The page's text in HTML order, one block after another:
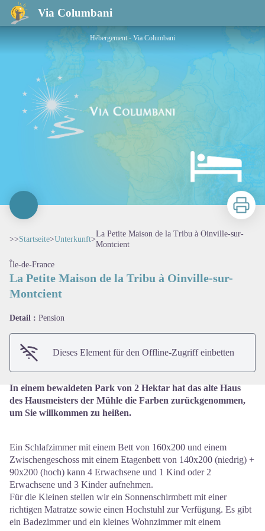
Via Columbani
La Petite Maison de la Tribu à Oinville-sur-Montcient
Hébergement - Via Columbani
Zu
>>Startseite>Unterkunft>
La Petite Maison de la Tribu à Oinville-sur-
Montcient
Île-de-France
La Petite Maison de la Tribu à Oinville-sur-
Montcient
Detail : Pension
Dieses Element für den Offline-Zugriff einbetten
In einem bewaldeten Park von 2 Hektar hat das alte Haus
des Hausmeisters der Mühle die Farben zurückgenommen,
um Sie willkommen zu heißen.
Ein Schlafzimmer mit einem Bett von 160x200 und einem
Zwischengeschoss mit einem Etagenbett von 140x200 (niedrig) +
90x200 (hoch) kann 4 Erwachsene und 1 Kind oder 2
Erwachsene und 3 Kinder aufnehmen.
Für die Kleinen stellen wir ein Sonnenschirmbett mit einer
richtigen Matratze sowie einen Hochstuhl zur Verfügung. Es gibt
ein Badezimmer und ein kleines Wohnzimmer mit einem